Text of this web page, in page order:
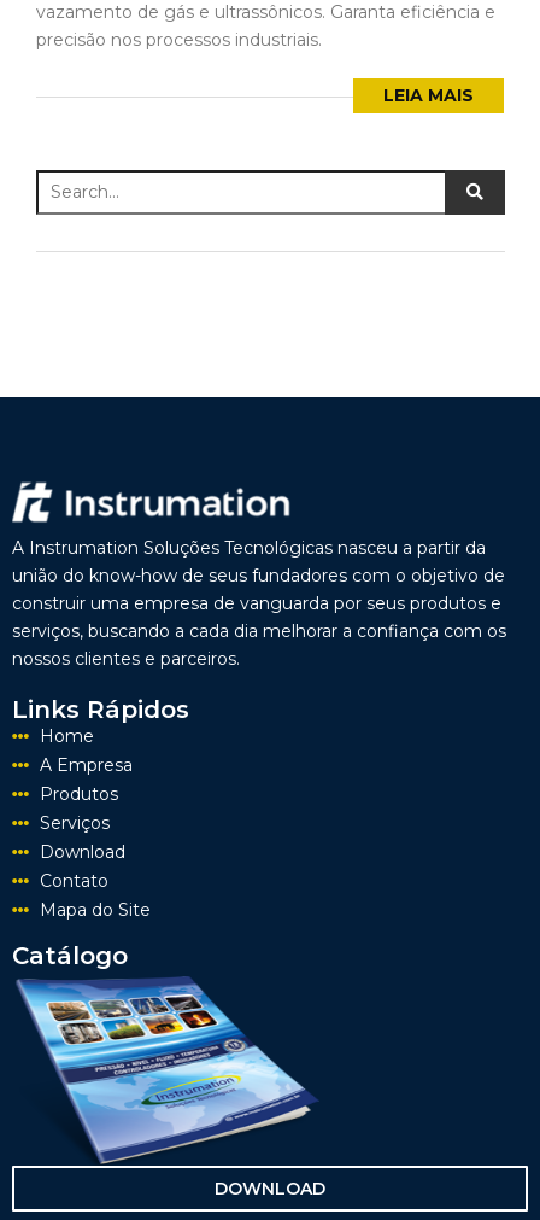
vazamento de gás e ultrassônicos. Garanta eficiência e
precisão nos processos industriais.
LEIA MAIS
A Instrumation Soluções Tecnológicas nasceu a partir da
união do know-how de seus fundadores com o objetivo de
construir uma empresa de vanguarda por seus produtos e
serviços, buscando a cada dia melhorar a confiança com os
nossos clientes e parceiros.
Links Rápidos
Home
A Empresa
Produtos
Serviços
Download
Contato
Mapa do Site
Catálogo
DOWNLOAD